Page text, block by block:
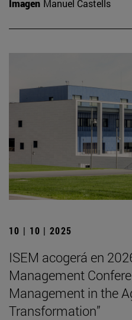
Imagen Manuel Castells
10 | 10 | 2025
ISEM acogerá en
Management
Management in the
Transformation”